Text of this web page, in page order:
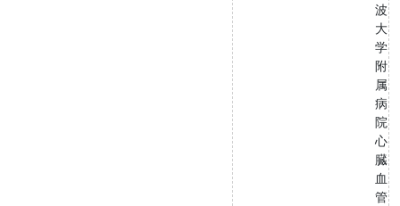
波
大
学
附
属
病
院
心
臓
血
管